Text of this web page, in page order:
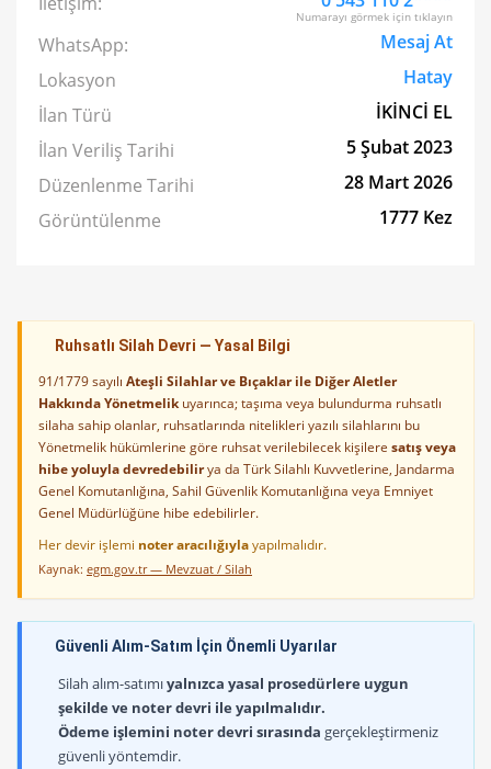
Numarayı görmek için tıklayın
WhatsApp:
Mesaj At
Lokasyon
Hatay
İlan Türü
İKİNCİ EL
İlan Veriliş Tarihi
5 Şubat 2023
Düzenlenme Tarihi
28 Mart 2026
Görüntülenme
1777 Kez
Ruhsatlı Silah Devri — Yasal Bilgi
91/1779 sayılı Ateşli Silahlar ve Bıçaklar ile Diğer Aletler
Hakkında Yönetmelikuyarınca; taşıma veya bulundurma ruhsatlı
silaha sahip olanlar, ruhsatlarında nitelikleri yazılı silahlarını bu
Yönetmelik hükümlerine göre ruhsat verilebilecek kişilere satış veya
hibe yoluyla devredebilirya da Türk Silahlı Kuvvetlerine, Jandarma
Genel Komutanlığına, Sahil Güvenlik Komutanlığına veya Emniyet
Genel Müdürlüğüne hibe edebilirler.
Her devir işlemi noter aracılığıylayapılmalıdır.
Kaynak: egm.gov.tr — Mevzuat / Silah
Güvenli Alım-Satım İçin Önemli Uyarılar
Silah alım-satımıyalnızca yasal prosedürlere uygun
şekilde ve noter devri ile yapılmalıdır.
Ödeme işlemini noter devri sırasında gerçekleştirmeniz
güvenli yöntemdir.